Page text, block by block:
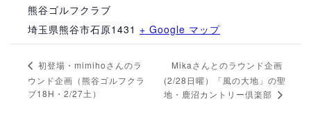
熊谷ゴルフクラブ
埼玉県熊谷市石原1431 + Google マップ
初登場・mimihoさんのラ
ウンド企画（熊谷ゴルフクラ
ブ18H・2/27土）
Mikaさんとのラウンド企画
(2/28日曜）「風の大地」の聖
地・鹿沼カントリー倶楽部